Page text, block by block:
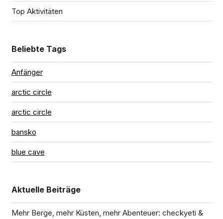
Top Aktivitäten
Beliebte Tags
Anfänger
arctic circle
arctic circle
bansko
blue cave
Aktuelle Beiträge
Mehr Berge, mehr Küsten, mehr Abenteuer: checkyeti &